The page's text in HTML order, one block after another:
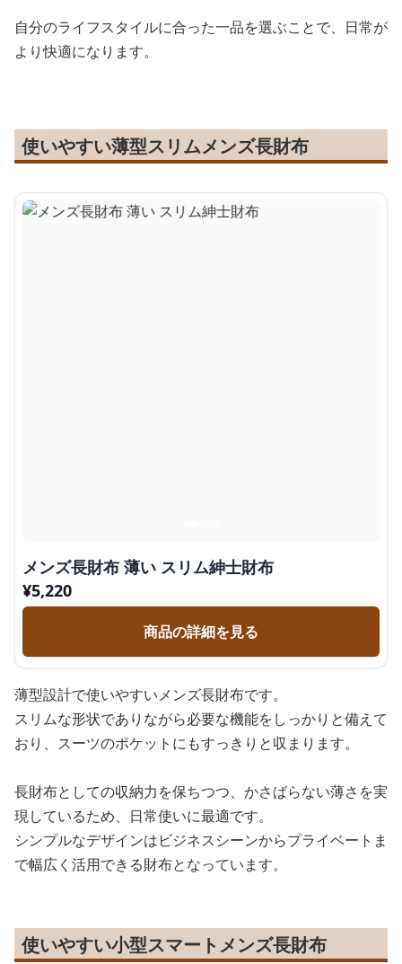
自分のライフスタイルに合った一品を選ぶことで、日常が
より快適になります。
使いやすい薄型スリムメンズ長財布
メンズ長財布 薄い スリム紳士財布
¥5,220
商品の詳細を見る
薄型設計で使いやすいメンズ長財布です。
スリムな形状でありながら必要な機能をしっかりと備えて
おり、スーツのポケットにもすっきりと収まります。
長財布としての収納力を保ちつつ、かさばらない薄さを実
現しているため、日常使いに最適です。
シンプルなデザインはビジネスシーンからプライベートま
で幅広く活用できる財布となっています。
使いやすい小型スマートメンズ長財布